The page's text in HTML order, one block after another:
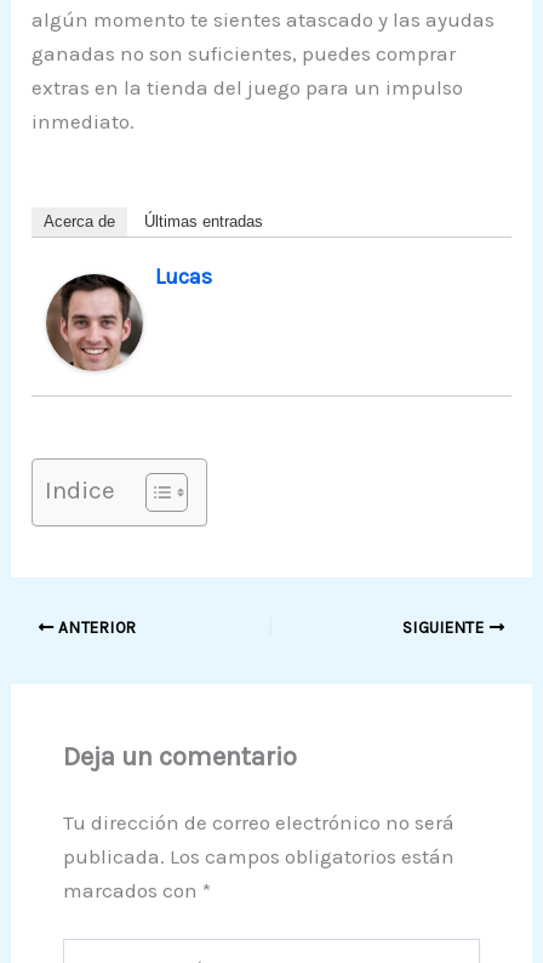
algún momento te sientes atascado y las ayudas
ganadas no son suficientes, puedes comprar
extras en la tienda del juego para un impulso
inmediato.
Acerca de Últimas entradas
Lucas
Indice
ANTERIOR SIGUIENTE
Deja un comentario
Tu dirección de correo electrónico no será
publicada. Los campos obligatorios están
marcados con *